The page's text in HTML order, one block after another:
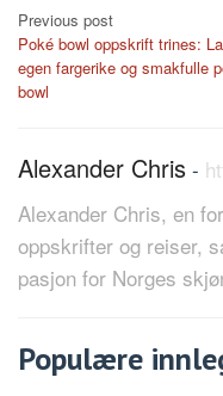
Post
navigation
Previous post
Poké bowl oppskrift trines:
egen fargerike og smakfulle
bowl
Alexander Chris -
Alexander Chris, en
oppskrifter og reiser,
pasjon for Norges
Populære